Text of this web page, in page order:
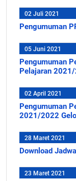
02 Juli 2021
Pengumuman
05 Juni 2021
Pengumuman
Pelajaran
02 April 2021
Pengumuman
2021/2022
28 Maret 2021
Download
23 Maret 2021